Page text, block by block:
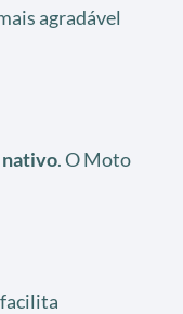
agradável
nativo. O Moto
facilita